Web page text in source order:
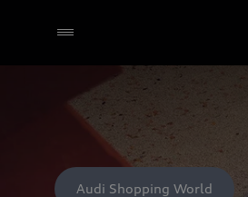
Audi Shopping World